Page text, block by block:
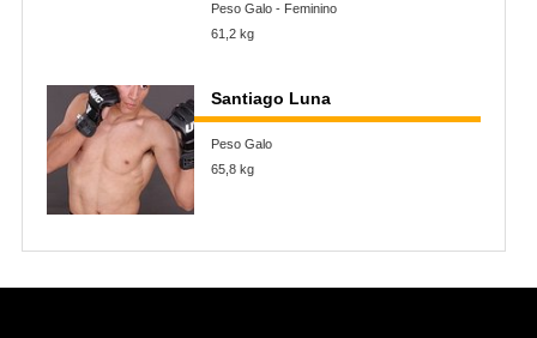
Peso Galo - Feminino
61,2 kg
Santiago Luna
Peso Galo
65,8 kg